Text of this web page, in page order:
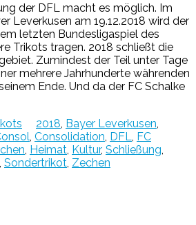
der DFL macht es möglich. Im
Leverkusen am 19.12.2018 wird der
letzten Bundesligaspiel des
Trikots tragen. 2018 schließt die
Zumindest der Teil unter Tage
mehrere Jahrhunderte währenden
Ende. Und da der FC Schalke
2018 Bayer Leverkusen
Consolidation DFL
FC
Heimat Kultur, Schließung
Sondertrikot Zechen